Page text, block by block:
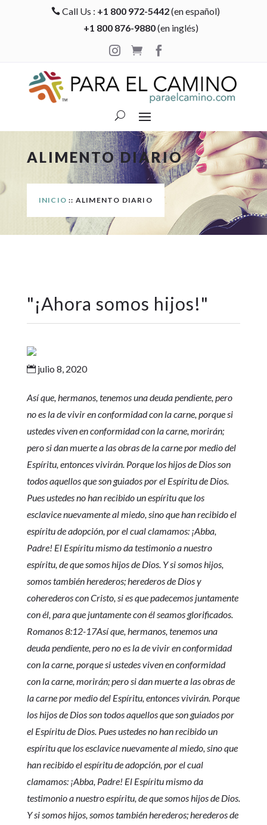
 Call Us : +1 800 972-5442(en español)
+1 800 876-9880(en inglés)

 
ALIMENTO DIARIO
INICIO :: ALIMENTO DIARIO
"¡Ahora somos hijos!"
julio 8, 2020
Así que, hermanos, tenemos una deuda pendiente, pero
no es la de vivir en conformidad con la carne, porque si
ustedes viven en conformidad con la carne, morirán;
pero si dan muerte a las obras de la carne por medio del
Espíritu, entonces vivirán. Porque los hijos de Dios son
todos aquellos que son guiados por el Espíritu de Dios.
Pues ustedes no han recibido un espíritu que los
esclavice nuevamente al miedo, sino que han recibido el
espíritu de adopción, por el cual clamamos: ¡Abba,
Padre! El Espíritu mismo da testimonio a nuestro
espíritu, de que somos hijos de Dios. Y si somos hijos,
somos también herederos; herederos de Dios y
coherederos con Cristo, si es que padecemos juntamente
con él, para que juntamente con él seamos glorificados.
Romanos 8:12-17Así que, hermanos, tenemos una
deuda pendiente, pero no es la de vivir en conformidad
con la carne, porque si ustedes viven en conformidad
con la carne, morirán; pero si dan muerte a las obras de
la carne por medio del Espíritu, entonces vivirán. Porque
los hijos de Dios son todos aquellos que son guiados por
el Espíritu de Dios. Pues ustedes no han recibido un
espíritu que los esclavice nuevamente al miedo, sino que
han recibido el espíritu de adopción, por el cual
clamamos: ¡Abba, Padre! El Espíritu mismo da
testimonio a nuestro espíritu, de que somos hijos de Dios.
Y si somos hijos, somos también herederos; herederos de